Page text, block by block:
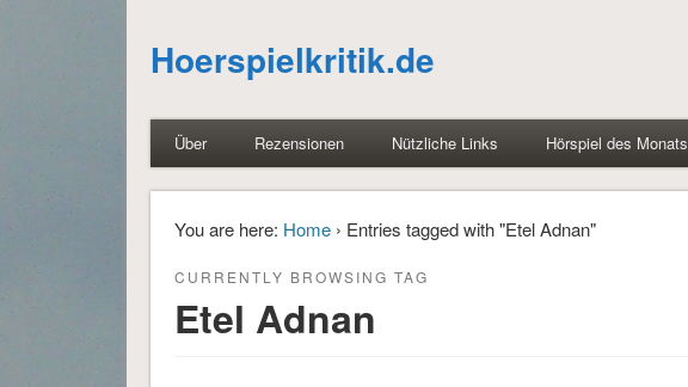
Hoerspielkritik.de
Über Rezensionen Nützliche Links Hörspiel des Monats
You are here: Home› Entries tagged with "Etel Adnan"
CURRENTLY BROWSING TAG
Etel Adnan